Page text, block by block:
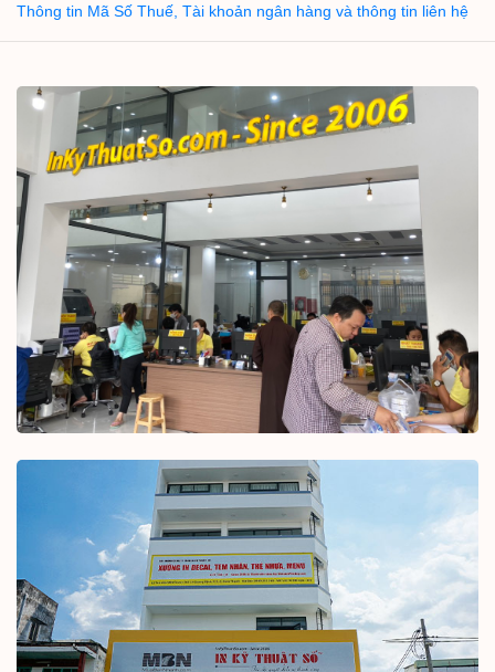
Thông tin Mã Số Thuế, Tài khoản ngân hàng và thông tin liên hệ